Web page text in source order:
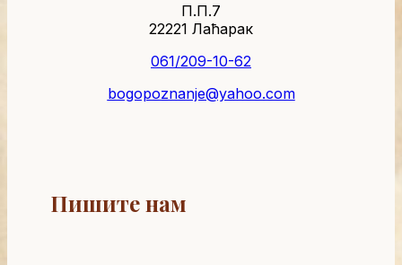
П.П.7
22221 Лаћарак
061/209-10-62
bogopoznanje@yahoo.com
Пишите нам